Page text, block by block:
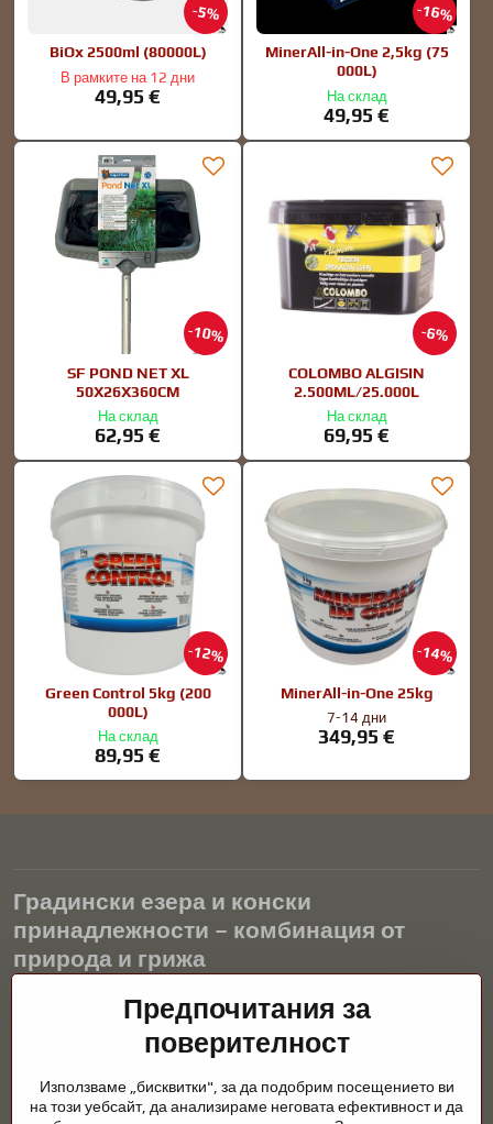
5%
BiOx 2500ml (80000L)
В рамките на 12 дни
49,95 €
16%
MinerAll-in-One 2,5kg (75
000L)
На склад
49,95 €
10%
SF POND NET XL
50X26X360CM
На склад
62,95 €
6%
COLOMBO ALGISIN
2.500ML/25.000L
На склад
69,95 €
12%
Green Control 5kg (200
000L)
На склад
89,95 €
14%
MinerAll-in-One 25kg
7-14 дни
349,95 €
Градински езера и конски
принадлежности – комбинация от
природа и грижа
Градинските езера са красиво допълнение към всеки екстериор
и създават хармонична среда за релаксация и живот на водните
животни. Правилната технология, филтрацията и редовната
през цялата година. Също толкова важна е грижата за
животните, които са част от нашия живот.
Предпочитания за
поверителност
Използваме „бисквитки", за да подобрим посещението ви
на този уебсайт, да анализираме неговата ефективност и да